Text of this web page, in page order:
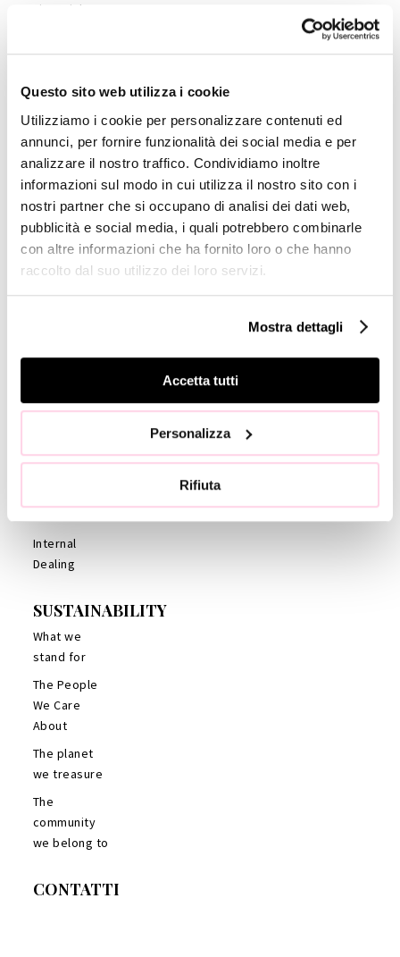
Questo sito web utilizza i cookie
Utilizziamo i cookie per personalizzare contenuti ed
annunci, per fornire funzionalità dei social media e per
analizzare il nostro traffico. Condividiamo inoltre
informazioni sul modo in cui utilizza il nostro sito con i
nostri partner che si occupano di analisi dei dati web,
pubblicità e social media, i quali potrebbero combinarle
con altre informazioni che ha fornito loro o che hanno
raccolto dal suo utilizzo dei loro servizi.
Mostra dettagli
Accetta tutti
Personalizza
Rifiuta
Financial
Management
Analisti
Company
GOVERNANCE
Consiglio di
Amministrazione
Collegio
Azionisti
Internal
Dealing
SUSTAINABILITY
What we
stand for
The People
We Care
About
The planet
we treasure
The
community
we belong to
CONTATTI